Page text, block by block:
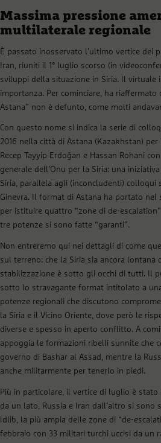
Massima pressione
multilaterale regionale
È passato inosservato l’ultimo vertice dei
Iran, riuniti il 1° luglio scorso (in
sviluppi della situazione in Siria. Il virtuale
importanza. Per cominciare, ha
Astana” non è defunto, come molti
Con questo nome si indica la serie di
2016 nella città di Astana (Kazakhstan)
Recep Tayyip Erdoğan e Hassan Rohani
generale dell’Onu per la Siria: una
Siria, parallela agli (inconcludenti) colloqui
Ginevra. Il format di Astana ha portato nel
per istituire quattro “zone di de-
tre potenze si sono fatte “garanti”.
Non entreremo qui nei dettagli di come
sul terreno: che la Siria sia ancora lontana
stabilizzazione è sotto gli occhi di tutti. Il
sotto lo stravagante format intitolato a
potenze regionali che discutono
la Siria e il Vicino Oriente, dove però le
diverse e spesso in aperto conflitto. A
appoggia le formazioni ribelli sunnite che
governo di Bashar al Assad, mentre la
anche militarmente per tenerlo in piedi.
Più in particolare, il vertice di luglio è stato
da un lato, Russia e Iran dall’altro si sono
Idlib, la più ampia delle zone di “de-
febbraio con 33 militari turchi uccisi da un